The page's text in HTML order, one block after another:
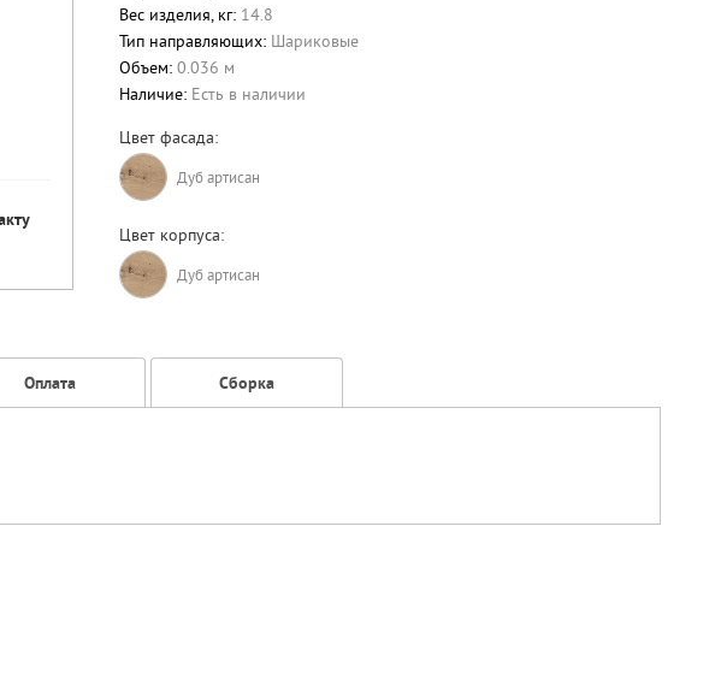
Вес изделия, кг: 14.8
Тип направляющих: Шариковые
Объем: 0.036 м
Наличие: Есть в наличии
Цвет фасада:
Дуб артисан
Цвет корпуса:
Дуб артисан
Оплата Сборка